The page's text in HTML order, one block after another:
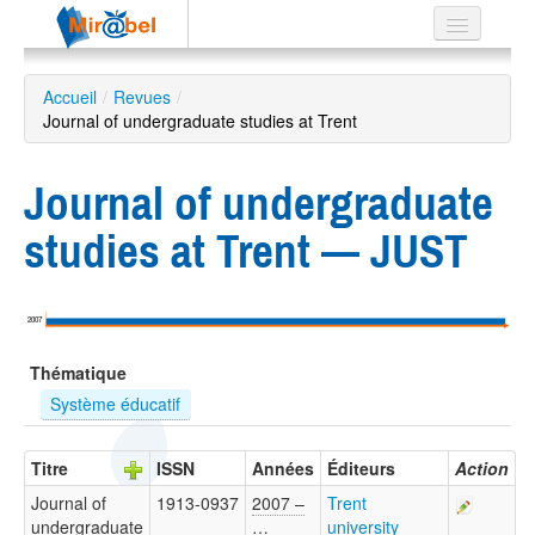
Le réseau
Soutien
avancée
ES
?
Accueil / Revues /
Journal of undergraduate studies at Trent
Journal of undergraduate
studies at Trent — JUST
2007
Thématique
Système éducatif
Titre ISSN Années Éditeurs
Action
Journal of
undergraduate
1913-0937 2007 –
…
Trent
university